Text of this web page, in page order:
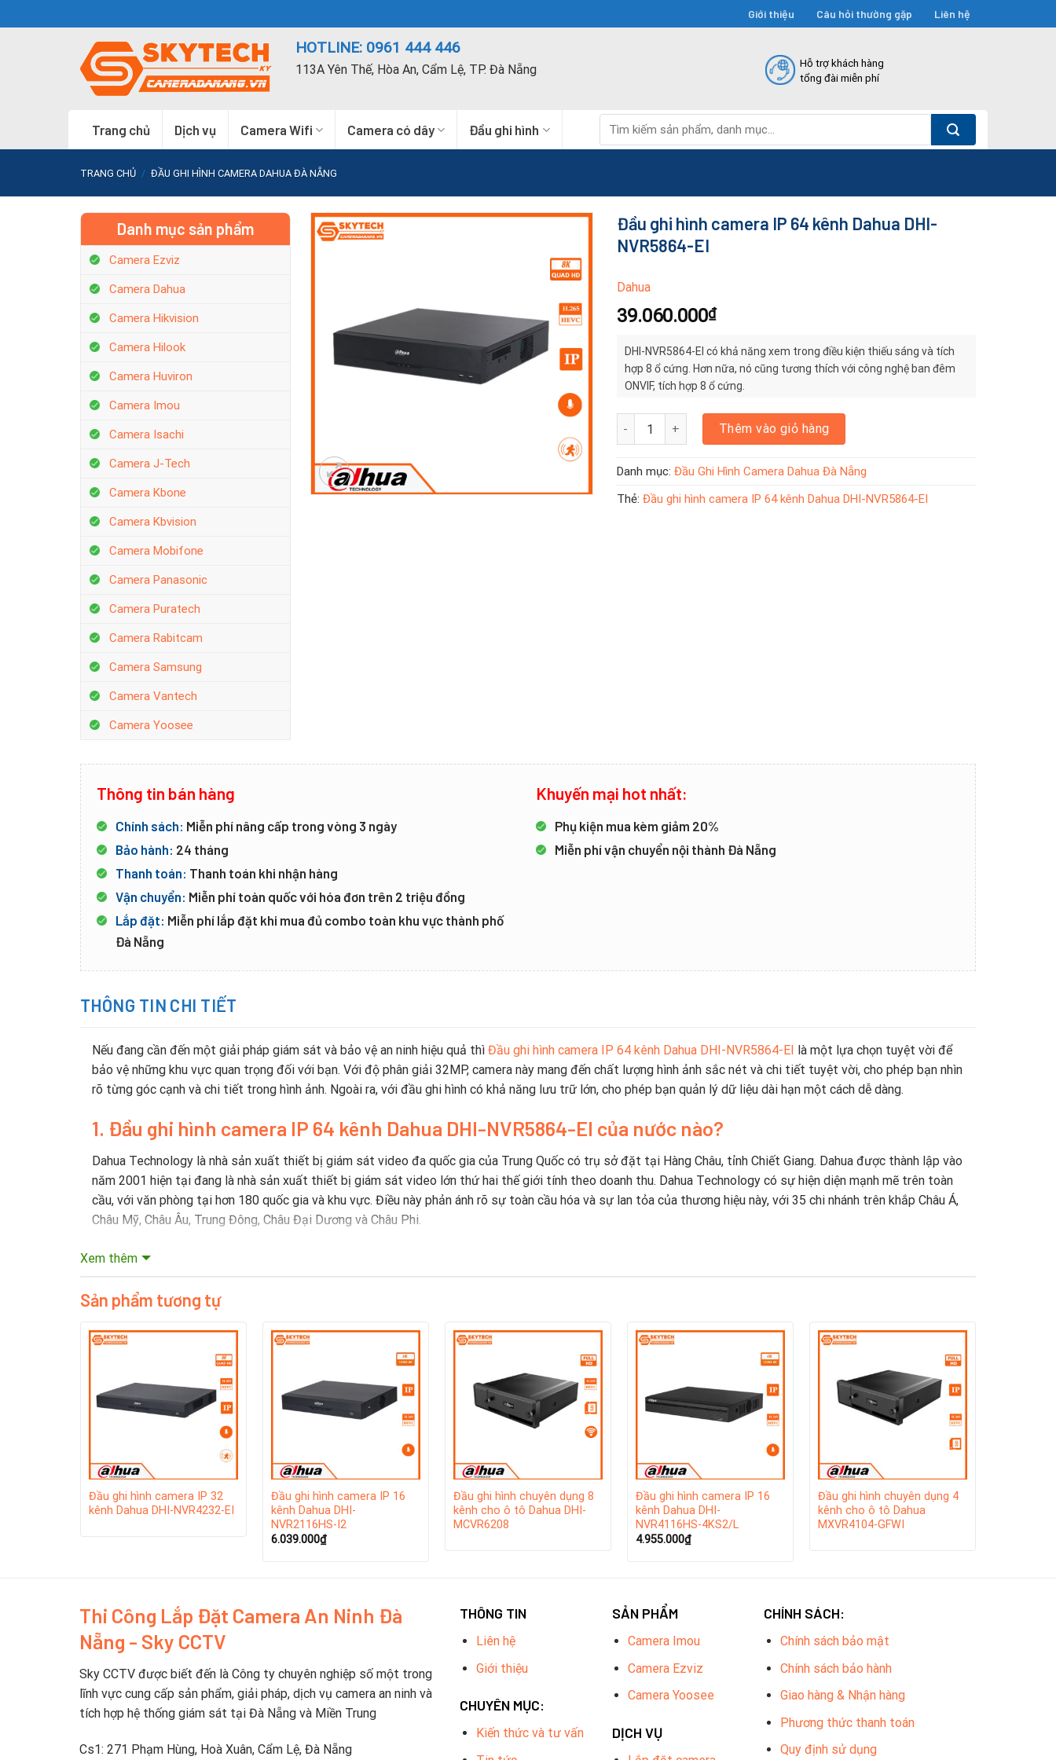
to
Giới thiệu Câu hỏi thường gặp Liên hệ
HOTLINE: 0961 444 446
113A Yên Thế, Hòa An, Cẩm Lệ, TP. Đà Nẵng
Hỗ trợ khách hàng
tổng đài miễn phí
Trang chủ Dịch vụ Camera Wifi Camera có dây Đầu ghi hình
kiếm:
TRANG CHỦ / ĐẦU GHI HÌNH CAMERA DAHUA ĐÀ NẴNG
Đầu ghi hình camera IP 64 kênh Dahua DHI-
NVR5864-EI
Dahua
39.060.000₫
DHI-NVR5864-EI có khả năng xem trong điều kiện thiếu sáng và tích
hợp 8 ổ cứng. Hơn nữa, nó cũng tương thích với công nghệ ban đêm
ONVIF, tích hợp 8 ổ cứng.
Đầu ghi hình camera IP 64 kênh Dahua DHI-NVR5864-EI số lượng
Thêm vào giỏ hàng
Danh mục: Đầu Ghi Hình Camera Dahua Đà Nẵng
Thẻ: Đầu ghi hình camera IP 64 kênh Dahua DHI-NVR5864-EI
Danh mục sản phẩm
Camera Ezviz
Camera Dahua
Camera Hikvision
Camera Hilook
Camera Huviron
Camera Imou
Camera Isachi
Camera J-Tech
Camera Kbone
Camera Kbvision
Camera Mobifone
Camera Panasonic
Camera Puratech
Camera Rabitcam
Camera Samsung
Camera Vantech
Camera Yoosee
Thông tin bán hàng
Chính sách: Miễn phí nâng cấp trong vòng 3 ngày
Bảo hành: 24 tháng
Thanh toán: Thanh toán khi nhận hàng
Vận chuyển: Miễn phí toàn quốc với hóa đơn trên 2 triệu đồng
Lắp đặt: Miễn phí lắp đặt khi mua đủ combo toàn khu vực thành phố
Đà Nẵng
Khuyến mại hot nhất:
Phụ kiện mua kèm giảm 20%
Miễn phí vận chuyển nội thành Đà Nẵng
THÔNG TIN CHI TIẾT
Nếu đang cần đến một giải pháp giám sát và bảo vệ an ninh hiệu quả thì Đầu ghi hình camera IP 64 kênh Dahua DHI-NVR5864-EI là một lựa chọn tuyệt vời để
bảo vệ những khu vực quan trọng đối với bạn. Với độ phân giải 32MP, camera này mang đến chất lượng hình ảnh sắc nét và chi tiết tuyệt vời, cho phép bạn nhìn
rõ từng góc cạnh và chi tiết trong hình ảnh. Ngoài ra, với đầu ghi hình có khả năng lưu trữ lớn, cho phép bạn quản lý dữ liệu dài hạn một cách dễ dàng.
1. Đầu ghi hình camera IP 64 kênh Dahua DHI-NVR5864-EI của nước nào?
Dahua Technology là nhà sản xuất thiết bị giám sát video đa quốc gia của Trung Quốc có trụ sở đặt tại Hàng Châu, tỉnh Chiết Giang. Dahua được thành lập vào
năm 2001 hiện tại đang là nhà sản xuất thiết bị giám sát video lớn thứ hai thế giới tính theo doanh thu. Dahua Technology có sự hiện diện mạnh mẽ trên toàn
cầu, với văn phòng tại hơn 180 quốc gia và khu vực. Điều này phản ánh rõ sự toàn cầu hóa và sự lan tỏa của thương hiệu này, với 35 chi nhánh trên khắp Châu Á,
Châu Mỹ, Châu Âu, Trung Đông, Châu Đại Dương và Châu Phi.
2. Lịch sử hình thành thương hiệu camera Dahua
Năm 2002, Dahua trở thành công ty đầu tiên ở Trung Quốc ra mắt máy quay video kỹ thuật số nhúng 8 kênh thời gian thực. Kể từ đó, công ty đã tiếp tục đầu
tư xây dựng các khả năng R & D mạnh mẽ cho công nghệ mới và đổi mới.
Dahua đã đầu tư khoảng 10% doanh thu bán hàng hàng năm vào R & D kể từ năm 2014. Công ty có bốn viện nghiên cứu – Viện công nghệ tiên tiến, Viện dữ liệu
lớn, Viện Chip và Viện đám mây video và một nhóm R & D cấp cao làm việc về các công nghệ tiên tiến trong AI, IoT, dịch vụ đám mây, video, an ninh mạng và độ
tin cậy phần mềm và các công nghệ khác. Dahua đã đăng ký hơn 1700 bằng sáng chế.
Dahua Technology thuộc Top5 nhà cung cấp thiết bị an ninh hàng đầu thế giới được xếp hạng bởi A&S International.
Xem thêm
Sản phẩm tương tự
Đầu ghi hình camera IP 32
kênh Dahua DHI-NVR4232-EI
Đầu ghi hình camera IP 16
kênh Dahua DHI-
NVR2116HS-I2
6.039.000₫
Đầu ghi hình chuyên dụng 8
kênh cho ô tô Dahua DHI-
MCVR6208
Đầu ghi hình camera IP 16
kênh Dahua DHI-
NVR4116HS-4KS2/L
4.955.000₫
Đầu ghi hình chuyên dụng 4
kênh cho ô tô Dahua
MXVR4104-GFWI
Thi Công Lắp Đặt Camera An Ninh Đà
Nẵng - Sky CCTV
Sky CCTV được biết đến là Công ty chuyên nghiệp số một trong
lĩnh vực cung cấp sản phẩm, giải pháp, dịch vụ camera an ninh và
tích hợp hệ thống giám sát tại Đà Nẵng và Miền Trung
Cs1: 271 Phạm Hùng, Hoà Xuân, Cẩm Lệ, Đà Nẵng
THÔNG TIN
Liên hệ
Giới thiệu
CHUYÊN MỤC:
Kiến thức và tư vấn
SẢN PHẨM
Camera Imou
Camera Ezviz
Camera Yoosee
DỊCH VỤ
CHÍNH SÁCH:
Chính sách bảo mật
Chính sách bảo hành
Giao hàng & Nhận hàng
Phương thức thanh toán
Quy định sử dụng